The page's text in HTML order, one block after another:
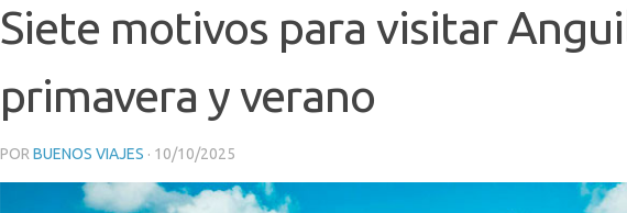
Siete motivos para visitar
primavera y verano
POR BUENOS VIAJES · 10/10/2025